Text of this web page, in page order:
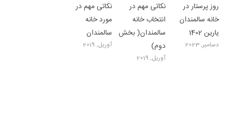
نکاتی مهم در
مورد خانه
سالمندان
آوریل, 2019
نکاتی مهم در
انتخاب خانه
سالمندان( بخش
دوم)
آوریل, 2019
روز پرستار در
خانه سالمندان
یارین 1402
دسامبر, 2023